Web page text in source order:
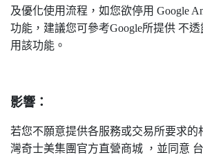
及優化使用流程，如您欲停用 Google
功能，建議您可參考Google所提供 不
用該功能。
影響：
若您不願意提供各服務或交易所要求的
灣奇士美集團官方直營商城 ，並同意